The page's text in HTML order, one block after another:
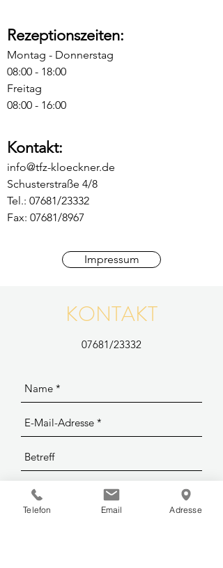
Rezeptionszeiten:
Montag - Donnerstag
08:00 - 18:00
Freitag
08:00 - 16:00
Kontakt:
info@tfz-kloeckner.de
Schusterstraße 4/8
Tel.: 07681/23332
Fax: 07681/8967
Impressum
KONTAKT
07681/23332
Telefon Email Adresse